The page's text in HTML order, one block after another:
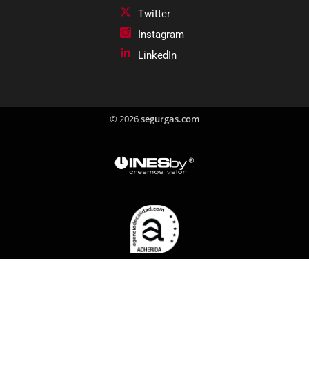
Twitter
Instagram
LinkedIn
©2026segurgas.com